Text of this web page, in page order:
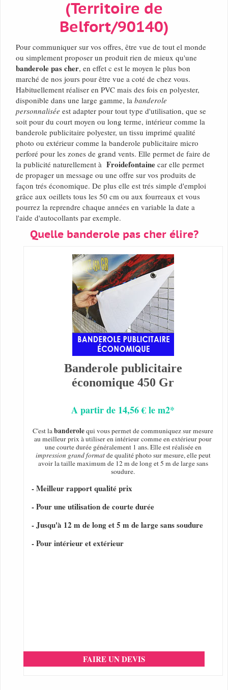
(Territoire de
Belfort/90140)
Pour communiquer sur vos offres, être vue de tout el monde
ou simplement proposer un produit rien de mieux qu'une
banderole pas cher, en effet c est le moyen le plus bon
marché de nos jours pour être vue a coté de chez vous.
Habituellement réaliser en PVC mais des fois en polyester,
disponible dans une large gamme, la banderole
personnalisée est adapter pour tout type d'utilisation, que se
soit pour du court moyen ou long terme, intérieur comme la
banderole publicitaire polyester, un tissu imprimé qualité
photo ou extérieur comme la banderole publicitaire micro
perforé pour les zones de grand vents. Elle permet de faire de
la publicité naturellement à Froidefontaine car elle permet
de propager un message ou une offre sur vos produits de
façon trés économique. De plus elle est trés simple d'emploi
grâce aux oeillets tous les 50 cm ou aux fourreaux et vous
pourrez la reprendre chaque années en variable la date a
l'aide d'autocollants par exemple.
Quelle banderole pas cher élire?
Banderole publicitaire
économique 450 Gr
A partir de 14,56 € le m2*
C'est labanderolequi vous permet de communiquez sur mesure
au meilleur prix à utiliser en intérieur comme en extérieur pour
une courte durée généralement 1 ans. Elle est réalisée en
impression grand formatde qualité photo sur mesure, elle peut
avoir la taille maximum de 12 m de long et 5 m de large sans
soudure.
- Meilleur rapport qualité prix
- Pour une utilisation de courte durée
- Jusqu'à 12 m de long et 5 m de large sans soudure
- Pour intérieur et extérieur
FAIRE UN DEVIS